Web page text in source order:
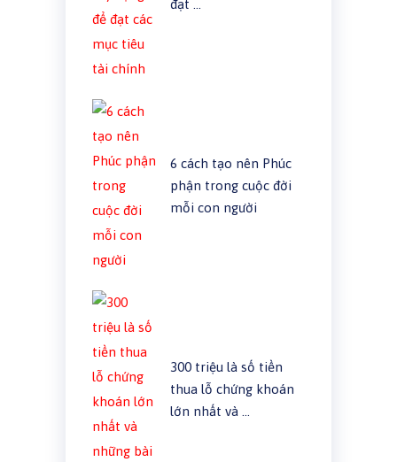
đạt …
6 cách tạo nên Phúc
phận trong cuộc đời
mỗi con người
300 triệu là số tiền
thua lỗ chứng khoán
lớn nhất và …